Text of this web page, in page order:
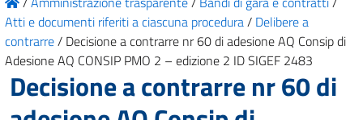
Atti e documenti riferiti a ciascuna procedura/ Delibere a
contrarre/ Decisione a contrarre nr 60 di adesione AQ Consip di
Adesione AQ CONSIP PMO 2 – edizione 2 ID SIGEF 2483
Decisione a contrarre nr 60 di